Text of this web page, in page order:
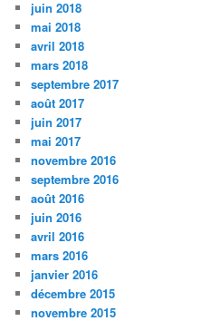
juin 2018
mai 2018
avril 2018
mars 2018
septembre 2017
août 2017
juin 2017
mai 2017
novembre 2016
septembre 2016
août 2016
juin 2016
avril 2016
mars 2016
janvier 2016
décembre 2015
novembre 2015